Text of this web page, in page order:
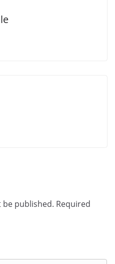
published. Required